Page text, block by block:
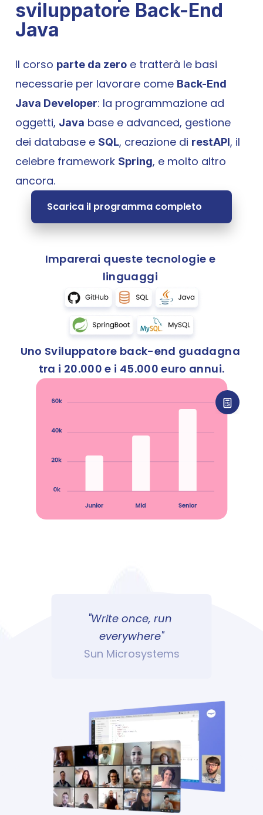
sviluppatore Back-End
Java
Il corso parte da zero e tratterà le basi
necessarie per lavorare come Back-End
Java Developer: la programmazione ad
oggetti, Java base e advanced, gestione
dei database e SQL, creazione di restAPI, il
celebre framework Spring, e molto altro
ancora.
Scarica il programma completo
Imparerai queste tecnologie e
linguaggi
Uno Sviluppatore back-end guadagna
tra i 20.000 e i 45.000 euro annui.
"Write once, run
everywhere"
Sun Microsystems